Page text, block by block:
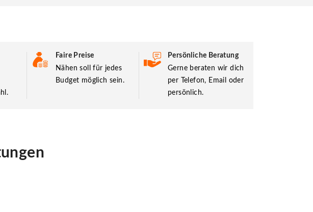
Faire Preise
Nähen soll für jedes
Budget möglich sein.
Persönliche Beratung
Gerne beraten wir dich
per Telefon, Email oder
persönlich.